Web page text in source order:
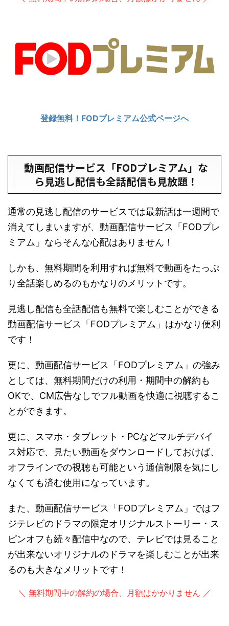
登録無料！FODプレミアム公式ページへ
動画配信サービス「FODプレミアム」な
ら見逃し配信も全話配信も見放題！
通常の見逃し配信のサービスでは最新話は一週間で
消えてしまいますが、動画配信サービス「FODプレ
ミアム」ならそんな心配はありません！
しかも、無料期間を利用すれば無料で動画をたっぷ
り全話楽しめるのもかなりのメリットです。
見逃し配信も全話配信も無料で楽しむことができる
動画配信サービス「FODプレミアム」はかなり便利
です！
更に、動画配信サービス「FODプレミアム」の強み
としては、無料期間だけの利用・期間中の解約も
OKで、CM広告なしでフル動画を快適に視聴するこ
とができます。
更に、スマホ・タブレット・PCなどマルチデバイ
ス対応で、見たい動画をダウンロードしておけば、
オフラインでの視聴も可能という通信制限を気にし
なくても済む使用になっています。
また、動画配信サービス「FODプレミアム」ではフ
ジテレビのドラマの限定オリジナルストーリー・ス
ピンオフも続々配信中なので、テレビでは見ること
が出来ないオリジナルのドラマを楽しむことが出来
るのも大きなメリットです！
＼ 無料期間中の解約の場合、月額はかかりません ／